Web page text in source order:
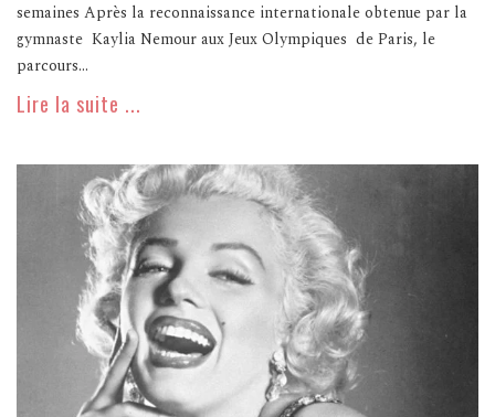
semaines Après la reconnaissance internationale obtenue par la
gymnaste Kaylia Nemour aux Jeux Olympiques de Paris, le
parcours...
Lire la suite ...